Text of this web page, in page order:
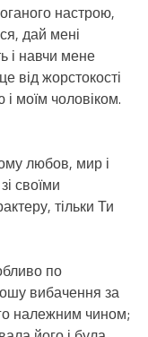
настрою,
дай мені
і навчи мене
від жорстокості
моїм чоловіком.
любов, мир і
своїми
тільки Ти
по
вибачення за
належним чином;